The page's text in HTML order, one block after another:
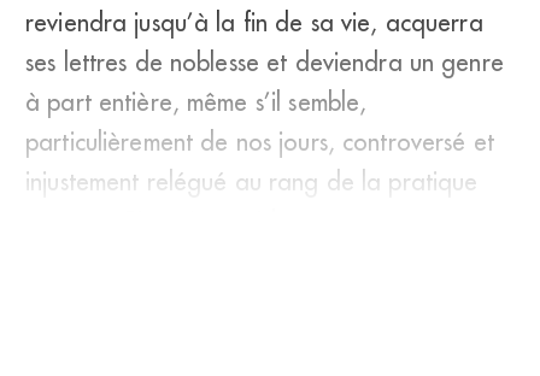
reviendra jusqu’à la fin de sa vie, acquerra
ses lettres de noblesse et deviendra un genre
à part entière, même s’il semble,
particulièrement de nos jours, controversé et
injustement relégué au rang de la pratique